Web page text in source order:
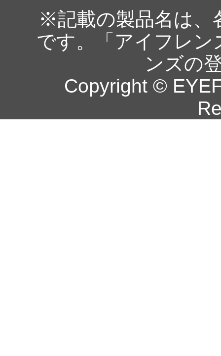
※記載の製品名は、
です。「アイフレ
ンズの
Copyright ©